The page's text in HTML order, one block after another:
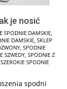
je nosić
SPODNIE DAMSKIE,
DAMSKIE, SKLEP
, SPODNIE
SZWEDY, SPODNIE Z
SZEROKIE SPODNIE
spodni